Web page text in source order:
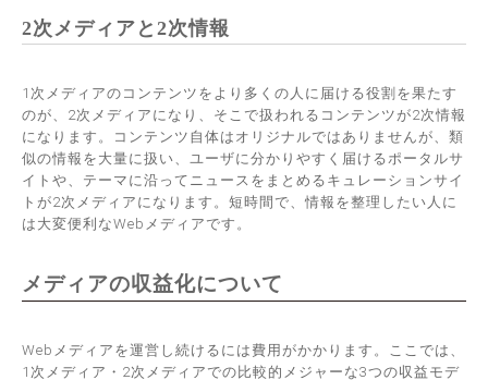
2次メディアと2次情報
1次メディアのコンテンツをより多くの人に届ける役割を果たす
のが、2次メディアになり、そこで扱われるコンテンツが2次情報
になります。コンテンツ自体はオリジナルではありませんが、類
似の情報を大量に扱い、ユーザに分かりやすく届けるポータルサ
イトや、テーマに沿ってニュースをまとめるキュレーションサイ
トが2次メディアになります。短時間で、情報を整理したい人に
は大変便利なWebメディアです。
メディアの収益化について
Webメディアを運営し続けるには費用がかかります。ここでは、
1次メディア・2次メディアでの比較的メジャーな3つの収益モデ